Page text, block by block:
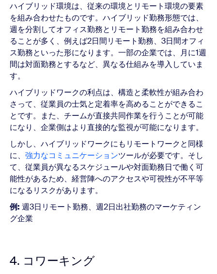
ハイブリッド環境は、従来の環境とリモート環境の要素
を組み合わせたものです。ハイブリッド勤務形態では、
週を分割してオフィス勤務とリモート勤務を組み合わせ
ることが多く、例えば2日間リモート勤務、3日間オフィ
ス勤務といった形になります。一部の企業では、月に1週
間は対面勤務とするなど、異なる仕組みを導入していま
す。
ハイブリッドワークの利点は、構造と柔軟性が組み合わ
さって、従業員の士気と定着率を高めることができるこ
とです。また、チームが直接共同作業を行うことが可能
になり、企業側はより直接的な監視が可能になります。
しかし、ハイブリッドワークにもリモートワークと同様
に、 強力なコミュニケーションツールが必要です。そし
て、従業員が異なるスケジュールや対面勤務日で働く可
能性があるため、経営陣へのアクセスや可視性が不平等
になるリスクがあります。
例: 週3日リモート勤務、週2日出社勤務のマーケティン
グ企業
4. コワーキング